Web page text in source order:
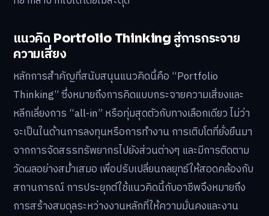
แนวคิด Portfolio Thinking สู่การกระจาย
ความเสี่ยง
หลักการสำคัญที่สนับสนุนแนวคิดนี้คือ “Portfolio
Thinking” ซึ่งหมายถึงการคิดแบบกระจายความเสี่ยงและ
หลีกเลี่ยงการ “all-in” หรือทุ่มสุดตัวกับทางเลือกเดียว ไม่ว่า
จะเป็นในด้านการลงทุนหรือการทำงาน การเติบโตที่ยั่งยืนมา
จากการจัดสรรทรัพยากรไปยังส่วนต่างๆ และมีการติดตาม
วัดผลอย่างสม่ำเสมอ เพื่อปรับเปลี่ยนกลยุทธ์ให้สอดคล้องกับ
สถานการณ์ การประยุกต์ใช้แนวคิดนี้กับอาชีพจึงหมายถึง
การสร้างสมดุลระหว่างงานหลักที่ให้ความมั่นคงและงาน